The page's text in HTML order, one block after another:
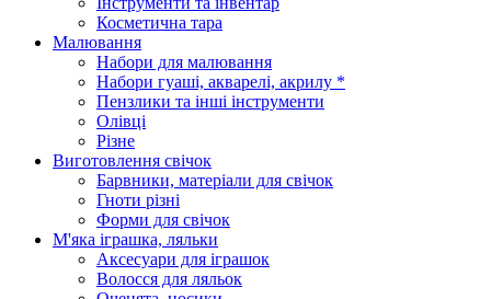
Косметична тара
Малювання
Набори для малювання
Набори гуаші, акварелі, акрилу *
Пензлики та інші інструменти
Олівці
Різне
Виготовлення свічок
Барвники, матеріали для свічок
Гноти різні
Форми для свічок
М'яка іграшка, ляльки
Аксесуари для іграшок
Волосся для ляльок